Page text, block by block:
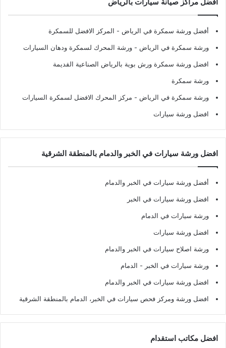
أفضل ورشة سمكرة في الرياض - المركز الافضل للسمكرة
ورشة سمكرة في الرياض - ورشة المحرك لسمكرة ودهان السيارات
افضل ورشة سمكرة ورش بوية بالرياض الصناعية القديمة
ورشة سمكرة
ورشة سمكرة في الرياض - مركز المحرك الافضل لسمكرة السيارات
افضل ورشة سيارات
افضل ورشة سيارات في الخبر والدمام بالمنطقة الشرقية
أفضل ورشة سيارات في الخبر والدمام
افضل ورشة سيارات في الخبر
ورشة سيارات في الدمام
افضل ورشة سيارات
ورشة اصلاح سيارات في الخبر والدمام
ورشة سيارات في الخبر - الدمام
افضل ورشة سيارات في الخبر والدمام
افضل ورشة ومركز فحص سيارات في الخبر، الدمام بالمنطقة الشرقية
افضل مكاتب استقدام